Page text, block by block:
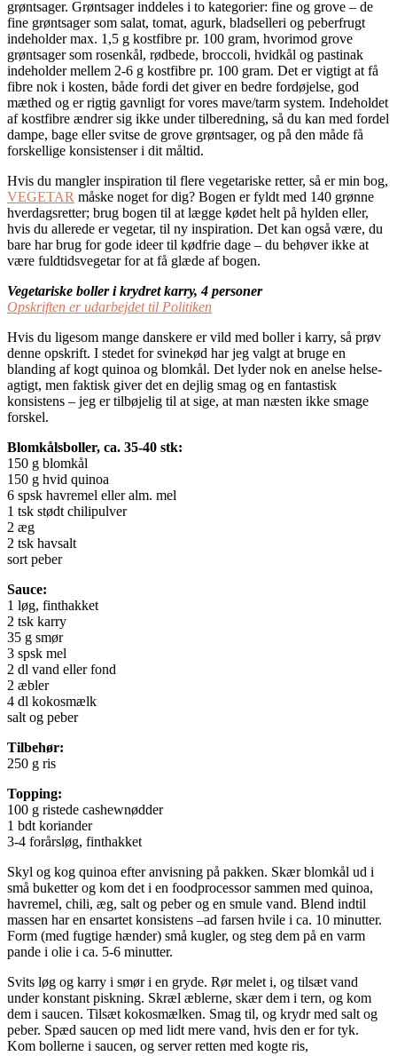
grøntsager. Grøntsager inddeles i to kategorier: fine og grove – de
fine grøntsager som salat, tomat, agurk, bladselleri og peberfrugt
indeholder max. 1,5 g kostfibre pr. 100 gram, hvorimod grove
grøntsager som rosenkål, rødbede, broccoli, hvidkål og pastinak
indeholder mellem 2-6 g kostfibre pr. 100 gram. Det er vigtigt at få
fibre nok i kosten, både fordi det giver en bedre fordøjelse, god
mæthed og er rigtig gavnligt for vores mave/tarm system. Indeholdet
af kostfibre ændrer sig ikke under tilberedning, så du kan med fordel
dampe, bage eller svitse de grove grøntsager, og på den måde få
forskellige konsistenser i dit måltid.
Hvis du mangler inspiration til flere vegetariske retter, så er min bog,
VEGETAR måske noget for dig? Bogen er fyldt med 140 grønne
hverdagsretter; brug bogen til at lægge kødet helt på hylden eller,
hvis du allerede er vegetar, til ny inspiration. Det kan også være, du
bare har brug for gode ideer til kødfrie dage – du behøver ikke at
være fuldtidsvegetar for at få glæde af bogen.
Vegetariske boller i krydret karry, 4 personer
Opskriften er udarbejdet til Politiken
Hvis du ligesom mange danskere er vild med boller i karry, så prøv
denne opskrift. I stedet for svinekød har jeg valgt at bruge en
blanding af kogt quinoa og blomkål. Det lyder nok en anelse helse-
agtigt, men faktisk giver det en dejlig smag og en fantastisk
konsistens – jeg er tilbøjelig til at sige, at man næsten ikke smage
forskel.
Blomkålsboller, ca. 35-40 stk:
150 g blomkål
150 g hvid quinoa
6 spsk havremel eller alm. mel
1 tsk stødt chilipulver
2 æg
2 tsk havsalt
sort peber
Sauce:
1 løg, finthakket
2 tsk karry
35 g smør
3 spsk mel
2 dl vand eller fond
2 æbler
4 dl kokosmælk
salt og peber
Tilbehør:
250 g ris
Topping:
100 g ristede cashewnødder
1 bdt koriander
3-4 forårsløg, finthakket
Skyl og kog quinoa efter anvisning på pakken. Skær blomkål ud i
små buketter og kom det i en foodprocessor sammen med quinoa,
havremel, chili, æg, salt og peber og en smule vand. Blend indtil
massen har en ensartet konsistens –ad farsen hvile i ca. 10 minutter.
Form (med fugtige hænder) små kugler, og steg dem på en varm
pande i olie i ca. 5-6 minutter.
Svits løg og karry i smør i en gryde. Rør melet i, og tilsæt vand
under konstant piskning. Skræl æblerne, skær dem i tern, og kom
dem i saucen. Tilsæt kokosmælken. Smag til, og krydr med salt og
peber. Spæd saucen op med lidt mere vand, hvis den er for tyk.
Kom bollerne i saucen, og server retten med kogte ris,